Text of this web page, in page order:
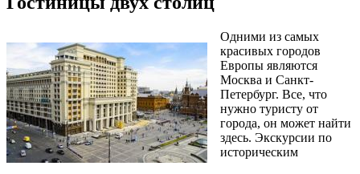
Одними из самых
красивых городов
Европы являются
Москва и Санкт-
Петербург. Все, что
нужно туристу от
города, он может найти
здесь. Экскурсии по
историческим